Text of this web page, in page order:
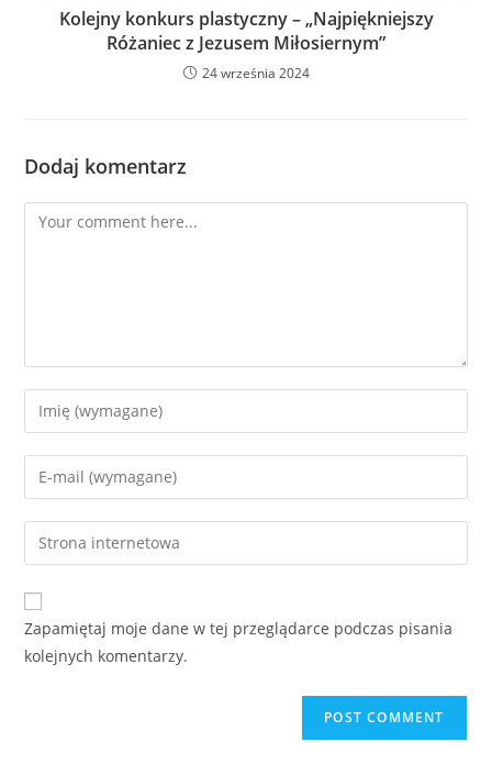
Kolejny konkurs plastyczny – „Najpiękniejszy
Różaniec z Jezusem Miłosiernym”
24 września 2024
Dodaj komentarz
Zapamiętaj moje dane w tej przeglądarce podczas pisania
kolejnych komentarzy.